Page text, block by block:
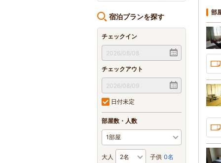
宿泊プランを探す
チェックイン
チェックアウト
日付未定
部屋数・人数
大人 子供 0名
部